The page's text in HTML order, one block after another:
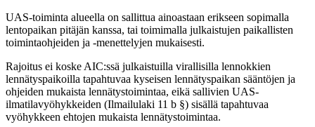
UAS-toiminta alueella on sallittua ainoastaan erikseen sopimalla
lentopaikan pitäjän kanssa, tai toimimalla julkaistujen paikallisten
toimintaohjeiden ja -menettelyjen mukaisesti.
Rajoitus ei koske AIC:ssä julkaistuilla virallisilla lennokkien
lennätyspaikoilla tapahtuvaa kyseisen lennätyspaikan sääntöjen ja
ohjeiden mukaista lennätystoimintaa, eikä sallivien UAS-
ilmatilavyöhykkeiden (Ilmailulaki 11 b §) sisällä tapahtuvaa
vyöhykkeen ehtojen mukaista lennätystoimintaa.